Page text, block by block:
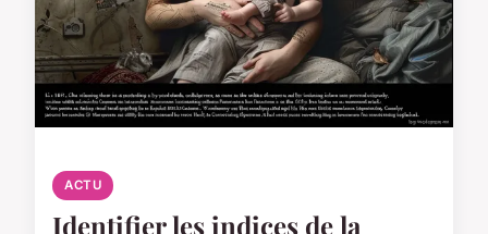
ACTU
Identifier les indices de la